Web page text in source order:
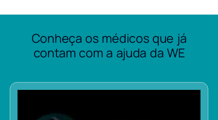
Conheça os médicos que já
contam com a ajuda da WE